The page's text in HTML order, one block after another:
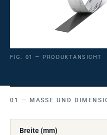
FIG. 01 — PRODUKTANSICHT
MASSE UND
Breite (mm)